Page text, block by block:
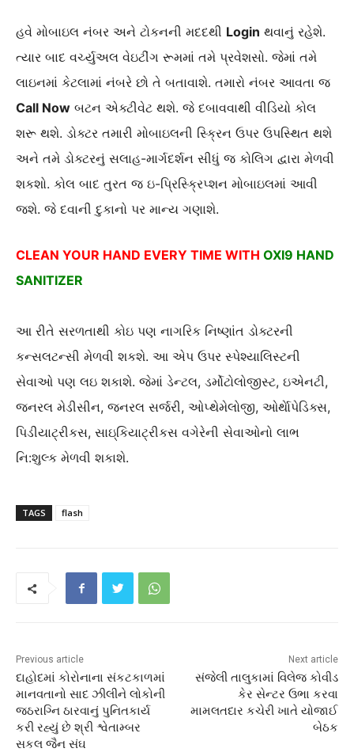
હવે મોબાઇલ નંબર અને ટોકનની મદદથી Login થવાનું રહેશે.
ત્યાર બાદ વર્ચ્યુઅલ વેઇટીંગ રૂમમાં તમે પ્રવેશસો. જેમાં તમે
લાઇનમાં કેટલામાં નંબરે છો તે બતાવાશે. તમારો નંબર આવતા જ
Call Now બટન એક્ટીવેટ થશે. જે દબાવવાથી વીડિયો કોલ
શરૂ થશે. ડોક્ટર તમારી મોબાઇલની સ્ક્રિન ઉપર ઉપસ્થિત થશે
અને તમે ડોક્ટરનું સલાહ-માર્ગદર્શન સીધું જ કોલિગ દ્વારા મેળવી
શકશો. કોલ બાદ તુરત જ ઇ-પ્રિસ્ક્રિપ્શન મોબાઇલમાં આવી
જશે. જે દવાની દુકાનો પર માન્ય ગણાશે.
CLEAN YOUR HAND EVERY TIME WITH OXI9 HAND
SANITIZER
આ રીતે સરળતાથી કોઇ પણ નાગરિક નિષ્ણાંત ડોક્ટરની
કન્સલટન્સી મેળવી શકશે. આ એપ ઉપર સ્પેશ્યાલિસ્ટની
સેવાઓ પણ લઇ શકાશે. જેમાં ડેન્ટલ, ડર્મોટોલોજીસ્ટ, ઇએનટી,
જનરલ મેડીસીન, જનરલ સર્જરી, ઓપ્થેમેલોજી, ઓર્થેાપેડિક્સ,
પિડીયાટ્રીકસ, સાઇ્કિયાટ્રીકસ વગેરેની સેવાઓનો લાભ
નિ:શુલ્ક મેળવી શકાશે.
TAGS flash
Previous article
દાહોદમાં કોરોનાના સંકટકાળમાં
માનવતાનો સાદ ઝીલીને લોકોની
જઠરાગ્નિ ઠારવાનું પુનિતકાર્ય
કરી રહ્યું છે શ્રી શ્વેતામ્બર
સકલ જૈન સંઘ
Next article
સંજેલી તાલુકામાં વિલેજ કોવીડ
કેર સેન્ટર ઉભા કરવા
મામલતદાર કચેરી ખાતે યોજાઈ
બેઠક